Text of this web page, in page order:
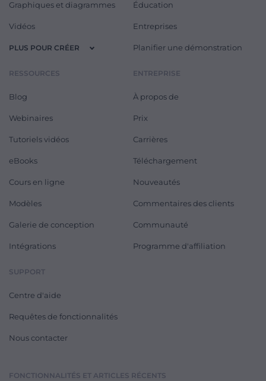
Graphiques et diagrammes
Vidéos
PLUS POUR CRÉER
Éducation
Entreprises
Planifier une démonstration
RESSOURCES
Blog
Webinaires
Tutoriels vidéos
eBooks
Cours en ligne
Modèles
Galerie de conception
Intégrations
ENTREPRISE
À propos de
Prix
Carrières
Téléchargement
Nouveautés
Commentaires des clients
Communauté
Programme d'affiliation
SUPPORT
Centre d'aide
Requêtes de fonctionnalités
Nous contacter
FONCTIONNALITÉS ET ARTICLES RÉCENTS